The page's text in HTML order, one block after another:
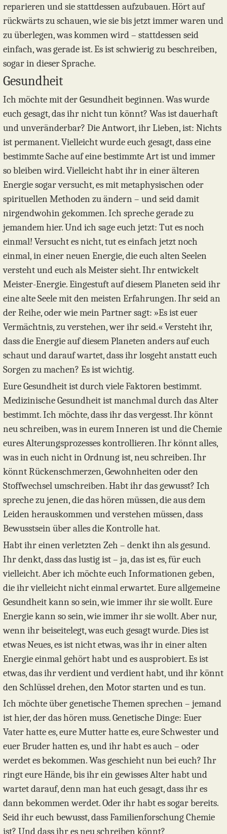
reparieren und sie stattdessen aufzubauen. Hört auf
rückwärts zu schauen, wie sie bis jetzt immer waren und
zu überlegen, was kommen wird – stattdessen seid
einfach, was gerade ist. Es ist schwierig zu beschreiben,
sogar in dieser Sprache.
Gesundheit
Ich möchte mit der Gesundheit beginnen. Was wurde
euch gesagt, das ihr nicht tun könnt? Was ist dauerhaft
und unveränderbar? Die Antwort, ihr Lieben, ist: Nichts
ist permanent. Vielleicht wurde euch gesagt, dass eine
bestimmte Sache auf eine bestimmte Art ist und immer
so bleiben wird. Vielleicht habt ihr in einer älteren
Energie sogar versucht, es mit metaphysischen oder
spirituellen Methoden zu ändern – und seid damit
nirgendwohin gekommen. Ich spreche gerade zu
jemandem hier. Und ich sage euch jetzt: Tut es noch
einmal! Versucht es nicht, tut es einfach jetzt noch
einmal, in einer neuen Energie, die euch alten Seelen
versteht und euch als Meister sieht. Ihr entwickelt
Meister-Energie. Eingestuft auf diesem Planeten seid ihr
eine alte Seele mit den meisten Erfahrungen. Ihr seid an
der Reihe, oder wie mein Partner sagt: »Es ist euer
Vermächtnis, zu verstehen, wer ihr seid.« Versteht ihr,
dass die Energie auf diesem Planeten anders auf euch
schaut und darauf wartet, dass ihr losgeht anstatt euch
Sorgen zu machen? Es ist wichtig.
Eure Gesundheit ist durch viele Faktoren bestimmt.
Medizinische Gesundheit ist manchmal durch das Alter
bestimmt. Ich möchte, dass ihr das vergesst. Ihr könnt
neu schreiben, was in eurem Inneren ist und die Chemie
eures Alterungsprozesses kontrollieren. Ihr könnt alles,
was in euch nicht in Ordnung ist, neu schreiben. Ihr
könnt Rückenschmerzen, Gewohnheiten oder den
Stoffwechsel umschreiben. Habt ihr das gewusst? Ich
spreche zu jenen, die das hören müssen, die aus dem
Leiden herauskommen und verstehen müssen, dass
Bewusstsein über alles die Kontrolle hat.
Habt ihr einen verletzten Zeh – denkt ihn als gesund.
Ihr denkt, dass das lustig ist – ja, das ist es, für euch
vielleicht. Aber ich möchte euch Informationen geben,
die ihr vielleicht nicht einmal erwartet. Eure allgemeine
Gesundheit kann so sein, wie immer ihr sie wollt. Eure
Energie kann so sein, wie immer ihr sie wollt. Aber nur,
wenn ihr beiseitelegt, was euch gesagt wurde. Dies ist
etwas Neues, es ist nicht etwas, was ihr in einer alten
Energie einmal gehört habt und es ausprobiert. Es ist
etwas, das ihr verdient und verdient habt, und ihr könnt
den Schlüssel drehen, den Motor starten und es tun.
Ich möchte über genetische Themen sprechen – jemand
ist hier, der das hören muss. Genetische Dinge: Euer
Vater hatte es, eure Mutter hatte es, eure Schwester und
euer Bruder hatten es, und ihr habt es auch – oder
werdet es bekommen. Was geschieht nun bei euch? Ihr
ringt eure Hände, bis ihr ein gewisses Alter habt und
wartet darauf, denn man hat euch gesagt, dass ihr es
dann bekommen werdet. Oder ihr habt es sogar bereits.
Seid ihr euch bewusst, dass Familienforschung Chemie
ist? Und dass ihr es neu schreiben könnt?